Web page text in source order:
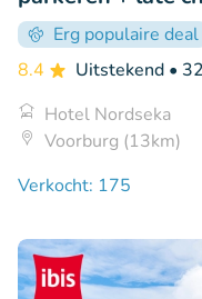
Erg populaire deal
8.4
Uitstekend •
Hotel Nordseka
Voorburg (13km)
Verkocht: 175